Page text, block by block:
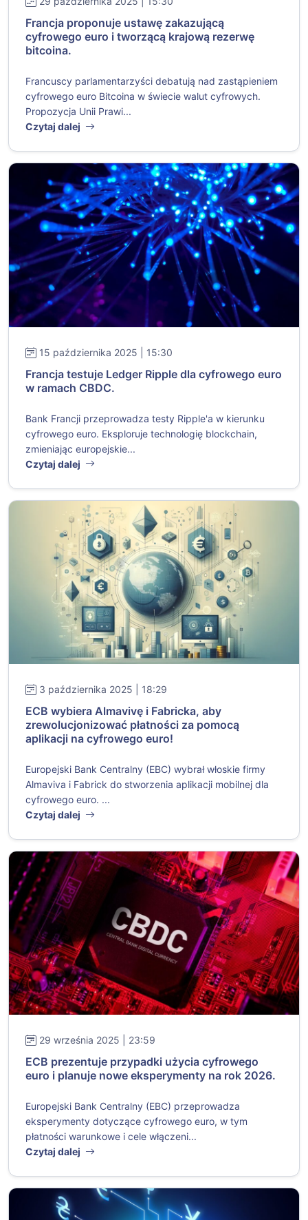
Francja proponuje ustawę zakazującą
cyfrowego euro i tworzącą krajową rezerwę
bitcoina.
Francuscy parlamentarzyści debatują nad zastąpieniem
cyfrowego euro Bitcoina w świecie walut cyfrowych.
Propozycja Unii Prawi...
Czytaj dalej
15 października 2025 | 15:30
Francja testuje Ledger Ripple dla cyfrowego euro
w ramach CBDC.
Bank Francji przeprowadza testy Ripple'a w kierunku
cyfrowego euro. Eksploruje technologię blockchain,
zmieniając europejskie...
Czytaj dalej
3 października 2025 | 18:29
ECB wybiera Almavivę i Fabricka, aby
zrewolucjonizować płatności za pomocą
aplikacji na cyfrowego euro!
Europejski Bank Centralny (EBC) wybrał włoskie firmy
Almaviva i Fabrick do stworzenia aplikacji mobilnej dla
cyfrowego euro. ...
Czytaj dalej
29 września 2025 | 23:59
ECB prezentuje przypadki użycia cyfrowego
euro i planuje nowe eksperymenty na rok 2026.
Europejski Bank Centralny (EBC) przeprowadza
eksperymenty dotyczące cyfrowego euro, w tym
płatności warunkowe i cele włączeni...
Czytaj dalej